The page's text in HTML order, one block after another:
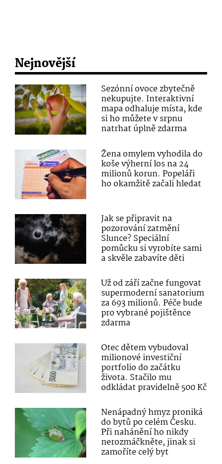
Nejnovější
Sezónní ovoce zbytečně
nekupujte. Interaktivní
mapa odhaluje místa, kde
si ho můžete v srpnu
natrhat úplně zdarma
Žena omylem vyhodila do
koše výherní los na 24
milionů korun. Popeláři
ho okamžitě začali hledat
Jak se připravit na
pozorování zatmění
Slunce? Speciální
pomůcku si vyrobíte sami
a skvěle zabavíte děti
Už od září začne fungovat
supermoderní sanatorium
za 693 milionů. Péče bude
pro vybrané pojištěnce
zdarma
Otec dětem vybudoval
milionové investiční
portfolio do začátku
života. Stačilo mu
odkládat pravidelně 500 Kč
Nenápadný hmyz proniká
do bytů po celém Česku.
Při nahánění ho nikdy
nerozmáčkněte, jinak si
zamoříte celý byt